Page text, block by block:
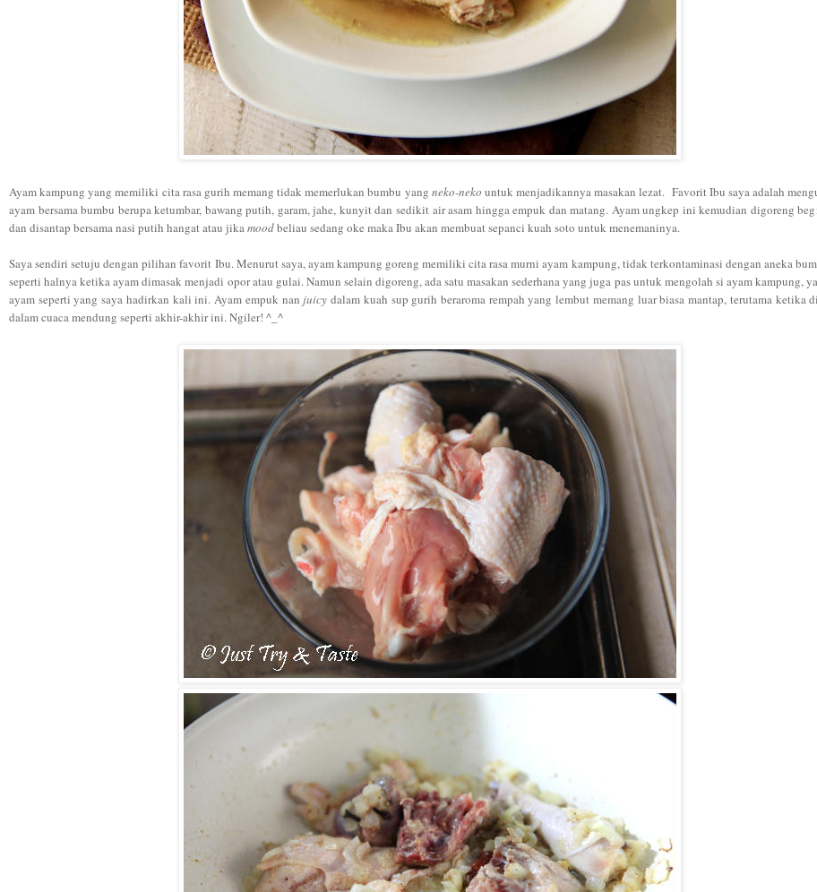
Ayamkampung yang memiliki cita rasa gurih memang tidak memerlukan bumbu yang neko-neko untuk menjadikannyamasakan lezat. FavoritIbu saya adalah me
ayam bersamabumbu berupa ketumbar, bawang putih, garam, jahe, kunyit dan sedikit air asam hingga empuk dan matang. Ayam ungkep inikemudian digoreng beg
dan disantap bersama nasi putih hangat atau jikamoodbeliau sedang oke maka Ibu akan membuat sepanci kuah soto untuk menemaninya.
Saya sendirisetuju denganpilihan favorit Ibu. Menurut saya, ayamkampung goreng memiliki cita rasa murni ayam kampung, tidak terkontaminasi dengan aneka b
seperti halnyaketika ayamdimasakmenjadi opor atau gulai. Namun selain digoreng,ada satu masakansederhana yang juga pasuntuk mengolah si ayam kampung,
ayam seperti yang saya hadirkan kali ini. Ayam empuk nan juicydalam kuah sup gurihberaroma rempah yang lembut memang luar biasa mantap, terutama ketika
dalamcuaca mendung seperti akhir-akhir ini.Ngiler! ^_^